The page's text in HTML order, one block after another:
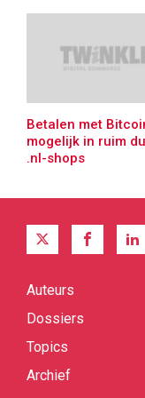
Betalen met
mogelijk in ruim
.nl-shops
Quick
Auteurs
Dossiers
Topics
Archief